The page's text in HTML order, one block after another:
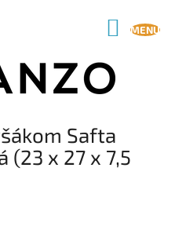
Safta
(23 x 27 x 7,5